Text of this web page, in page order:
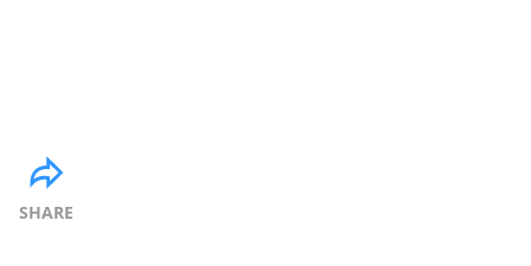
SHARE